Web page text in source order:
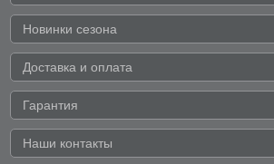
Новинки сезона
Доставка и оплата
Гарантия
Наши контакты